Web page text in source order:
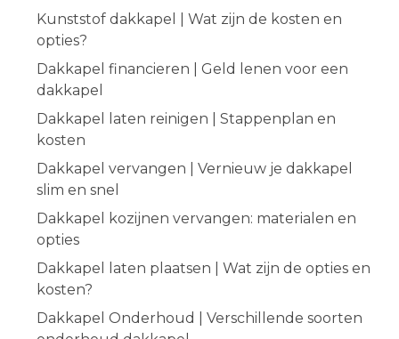
Kunststof dakkapel | Wat zijn de kosten en
opties?
Dakkapel financieren | Geld lenen voor een
dakkapel
Dakkapel laten reinigen | Stappenplan en
kosten
Dakkapel vervangen | Vernieuw je dakkapel
slim en snel
Dakkapel kozijnen vervangen: materialen en
opties
Dakkapel laten plaatsen | Wat zijn de opties en
kosten?
Dakkapel Onderhoud | Verschillende soorten